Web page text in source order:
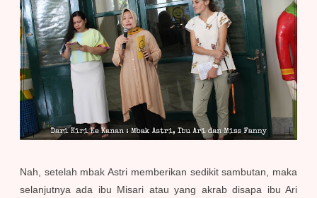
Nah, setelah mbak Astri memberikan sedikit sambutan, maka
selanjutnya ada ibu Misari atau yang akrab disapa ibu Ari